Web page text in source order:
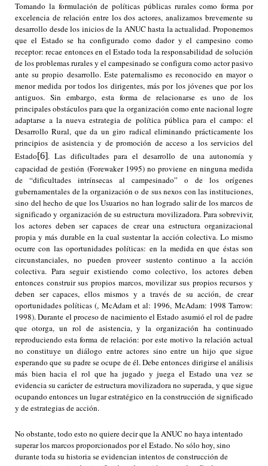
Tomando la formulación de políticas públicas rurales como forma por
excelencia de relación entre los dos actores, analizamos brevemente su
desarrollo desde los inicios de la ANUC hasta la actualidad. Proponemos
que el Estado se ha configurado como dador y el campesino como
receptor: recae entonces en el Estado toda la responsabilidad de solución
de los problemas rurales y el campesinado se configura como actor pasivo
ante su propio desarrollo. Este paternalismo es reconocido en mayor o
menor medida por todos los dirigentes, más por los jóvenes que por los
antiguos. Sin embargo, esta forma de relacionarse es uno de los
principales obstáculos para que la organización como ente nacional logre
adaptarse a la nueva estrategia de política pública para el campo: el
Desarrollo Rural, que da un giro radical eliminando prácticamente los
principios de asistencia y de promoción de acceso a los servicios del
Estado[6]. Las dificultades para el desarrollo de una autonomía y
capacidad de gestión (Forewaker 1995) no proviene en ninguna medida
de “dificultades intrínsecas al campesinado” o de los orígenes
gubernamentales de la organización o de sus nexos con las instituciones,
sino del hecho de que los Usuarios no han logrado salir de los marcos de
significado y organización de su estructura movilizadora. Para sobrevivir,
los actores deben ser capaces de crear una estructura organizacional
propia y más durable en la cual sustentar la acción colectiva. Lo mismo
ocurre con las oportunidades políticas: en la medida en que éstas son
circunstanciales, no pueden proveer sustento continuo a la acción
colectiva. Para seguir existiendo como colectivo, los actores deben
entonces construir sus propios marcos, movilizar sus propios recursos y
deben ser capaces, ellos mismos y a través de su acción, de crear
oportunidades políticas (, McAdam et al: 1996, McAdam: 1998 Tarrow:
1998). Durante el proceso de nacimiento el Estado asumió el rol de padre
que otorga, un rol de asistencia, y la organización ha continuado
reproduciendo esta forma de relación: por este motivo la relación actual
no constituye un diálogo entre actores sino entre un hijo que sigue
esperando que su padre se ocupe de él. Debe entonces dirigirse el análisis
más bien hacia el rol que ha jugado y juega el Estado una vez se
evidencia su carácter de estructura movilizadora no superada, y que sigue
ocupando entonces un lugar estratégico en la construcción de significado
y de estrategias de acción.
No obstante, todo esto no quiere decir que la ANUC no haya intentado
superar los marcos proporcionados por el Estado. No sólo hoy, sino
durante toda su historia se evidencian intentos de construcción de